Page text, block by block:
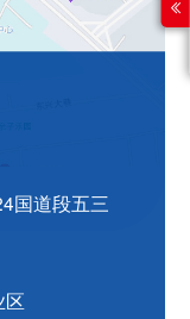
国道段五三
区